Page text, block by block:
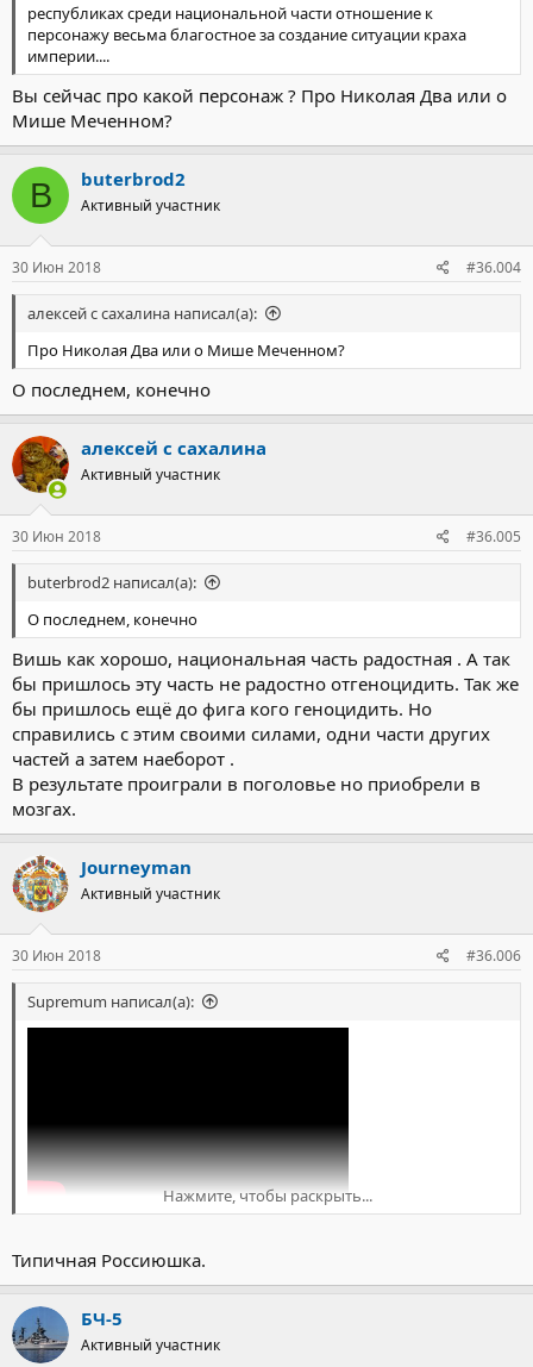
республиках среди национальной части отношение к
персонажу весьма благостное за создание ситуации краха
империи....
Вы сейчас про какой персонаж ? Про Николая Два или о
Мише Меченном?
B buterbrod2
Активный участник
30 Июн 2018 #36.004
алексей с сахалина написал(а):
Про Николая Два или о Мише Меченном?
О последнем, конечно
алексей с сахалина
Активный участник
30 Июн 2018 #36.005
buterbrod2 написал(а):
О последнем, конечно
Вишь как хорошо, национальная часть радостная . А так
бы пришлось эту часть не радостно отгеноцидить. Так же
бы пришлось ещё до фига кого геноцидить. Но
справились с этим своими силами, одни части других
частей а затем наеборот .
В результате проиграли в поголовье но приобрели в
мозгах.
Journeyman
Активный участник
30 Июн 2018 #36.006
Supremum написал(а):
Нажмите, чтобы раскрыть...
Типичная Россиюшка.
БЧ-5
Активный участник